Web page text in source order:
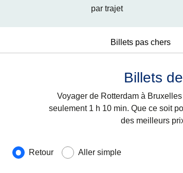
par trajet
Billets pas chers
Billets
Voyager de Rotterdam à
seulement 1 h 10 min. Que ce soit
des meilleurs
Type de voyage
Retour Aller simple